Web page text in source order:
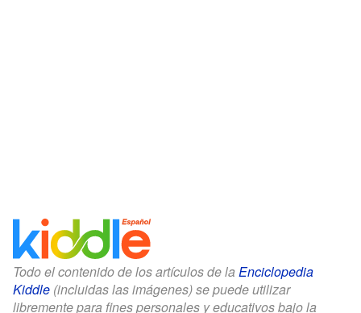
Todo el contenido de los artículos de la Enciclopedia
Kiddle (incluidas las imágenes) se puede utilizar
libremente para fines personales y educativos bajo la